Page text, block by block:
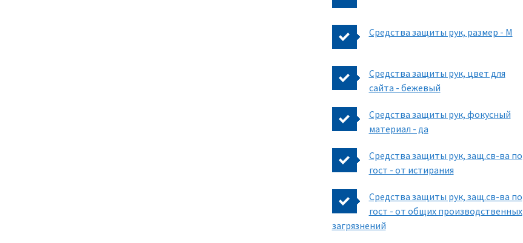
Средства защиты рук, размер - M
Средства защиты рук, цвет для
сайта - бежевый
Средства защиты рук, фокусный
материал - да
Средства защиты рук, защ.св-ва по
гост - от истирания
Средства защиты рук, защ.св-ва по
гост - от общих производственных
загрязнений